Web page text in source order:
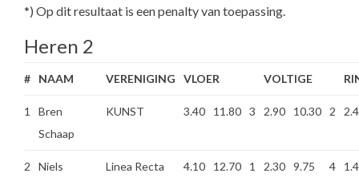
*) Op dit resultaat is een penalty van toepassing.
Heren 2
# NAAM VERENIGING VLOER VOLTIGE
1
Bren
Schaap
KUNST 3.40 11.80 3 2.90 10.30 2
2
Niels
Linea Recta 4.10 12.70 1 2.30 9.75 4